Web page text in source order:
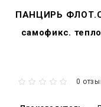
ПАНЦИРЬ
самофикс.
0